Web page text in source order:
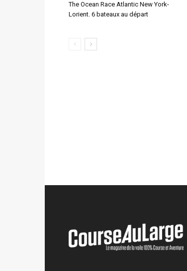
The Ocean Race Atlantic New York-
Lorient. 6 bateaux au départ